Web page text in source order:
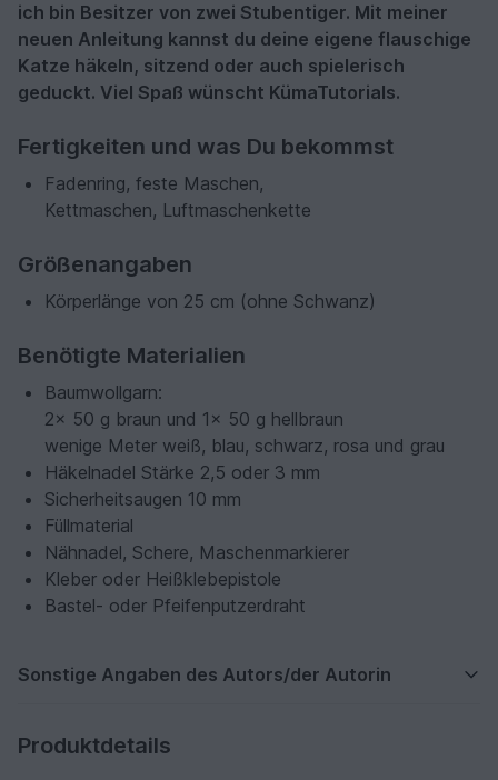
ich bin Besitzer von zwei Stubentiger. Mit meiner
neuen Anleitung kannst du deine eigene flauschige
Katze häkeln, sitzend oder auch spielerisch
geduckt. Viel Spaß wünscht KümaTutorials.
Fertigkeiten und was Du bekommst
Fadenring, feste Maschen,
Kettmaschen, Luftmaschenkette
Größenangaben
Körperlänge von 25 cm (ohne Schwanz)
Benötigte Materialien
Baumwollgarn:
2x 50 g braun und 1x 50 g hellbraun
wenige Meter weiß, blau, schwarz, rosa und grau
Häkelnadel Stärke 2,5 oder 3 mm
Sicherheitsaugen 10 mm
Füllmaterial
Nähnadel, Schere, Maschenmarkierer
Kleber oder Heißklebepistole
Bastel- oder Pfeifenputzerdraht
Sonstige Angaben des Autors/der Autorin
Produktdetails